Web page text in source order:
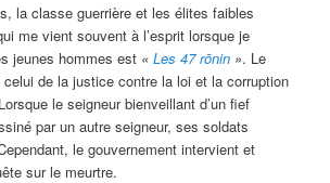
la classe guerrière et les élites faibles
me vient souvent à l’esprit lorsque je
jeunes hommes est «Les 47rōnin ». Le
de la justice contre la loi et la corruption
le seigneur bienveillant d’un fief
par un autre seigneur, ses soldats
le gouvernement intervient et
sur le meurtre.